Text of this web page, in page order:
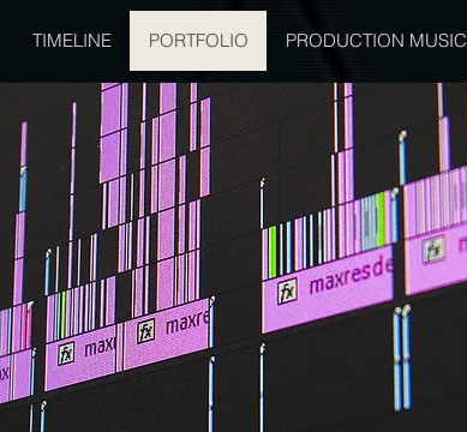
TIMELINE PORTFOLIO PRODUCTION MUSIC